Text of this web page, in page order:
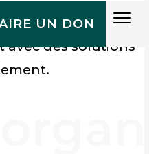
UN DON
avec des solutions